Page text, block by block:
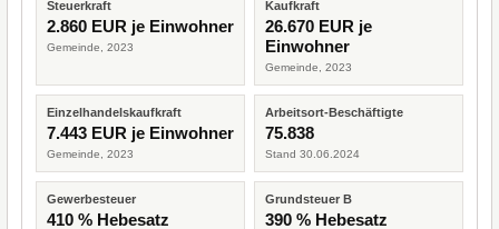
Steuerkraft
2.860 EUR je Einwohner
Gemeinde, 2023
Kaufkraft
26.670 EUR je
Einwohner
Gemeinde, 2023
Einzelhandelskaufkraft
7.443 EUR je Einwohner
Gemeinde, 2023
Arbeitsort-Beschäftigte
75.838
Stand 30.06.2024
Gewerbesteuer
410 % Hebesatz
Grundsteuer B
390 % Hebesatz